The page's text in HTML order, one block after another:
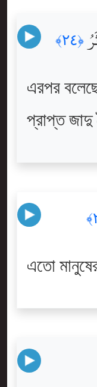
﴿٢٤﴾
এরপর
প্রাপ্ত
এতো